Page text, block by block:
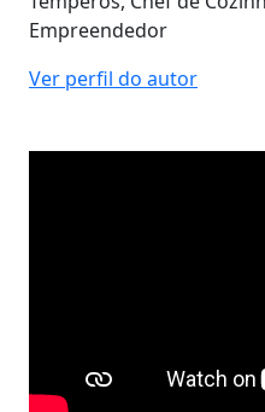
Empreendedor
Ver perfil do autor